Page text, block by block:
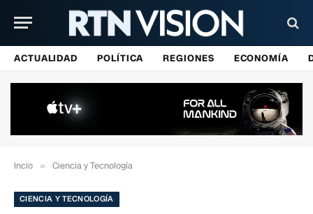
ACTUALIDAD POLÍTICA REGIONES ECONOMÍA
Incio » Ciencia y Tecnología
CIENCIA Y TECNOLOGÍA